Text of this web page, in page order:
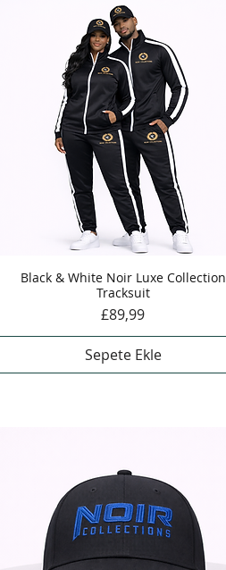
Hızlı Bakış
Black & White Noir Luxe Collection
Tracksuit
Fiyat
£89,99
Sepete Ekle